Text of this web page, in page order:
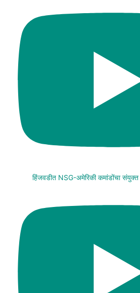
हिंजवडीत NSG-अमेरिकी कमांडोंचा संयुक्त